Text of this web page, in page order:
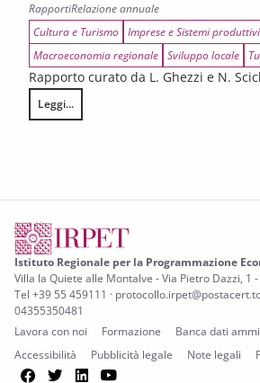
RapportiRelazione annuale
Cultura e Turismo Imprese e Sistemi produttivi
Macroeconomia regionale Sviluppo locale
Rapporto curato da L. Ghezzi e N.
Leggi...
Tenuta, rischi e prospettive di rilancio per
Istituto Regionale per la Programmazione
Villa la Quiete alle Montalve - Via Pietro Dazzi, 1
Tel +39 55 459111 ·
04355350481
Lavora con noi
Formazione
Banca dati
Accessibilità
Pubblicità legale Note legali
Facebook
TwitterLinkedIn